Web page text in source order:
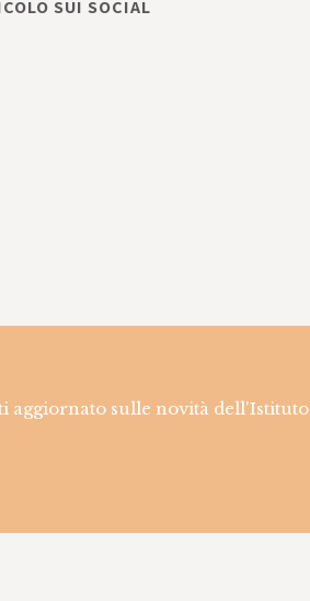
SUI SOCIAL
aggiornato sulle novità